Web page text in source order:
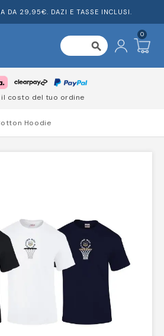
DA 29,95€. DAZI E TASSE INCLUSI.
search
0
il costo del tuo ordine
Hoodie